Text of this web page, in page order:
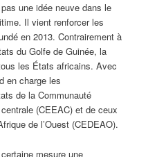
une idée neuve dans le
Il vient renforcer les
en 2013. Contrairement à
du Golfe de Guinée, la
les États africains. Avec
en charge les
de la Communauté
(CEEAC) et de ceux
de l’Ouest (CEDEAO).
mesure une